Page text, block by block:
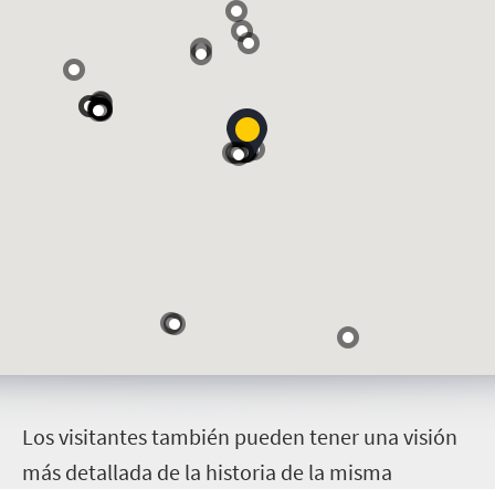
Los visitantes también pueden tener una visión
más detallada de la historia de la misma